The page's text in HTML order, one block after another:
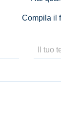
Compila il